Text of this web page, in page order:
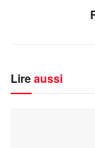
Lireaussi